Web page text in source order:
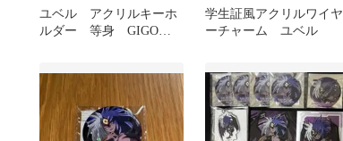
ユベル アクリルキーホ
ルダー 等身 GIGO
学生証風アクリルワイヤ
ーチャーム ユベル